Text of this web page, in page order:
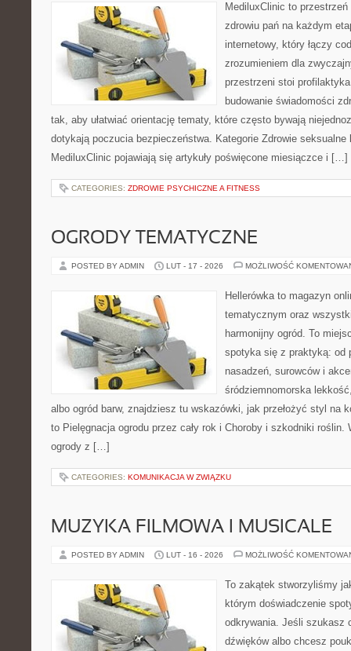
MediluxClinic to
zdrowiu pań na każdym
internetowy, który łączy
zrozumieniem dla
przestrzeni stoi
budowanie świadomości
tak, aby ułatwiać orientację tematy, które często bywają
dotykają poczucia bezpieczeństwa. Kategorie Zdrowie seksualne
MediluxClinic pojawiają się artykuły poświęcone miesiączce i […]
CATEGORIES: ZDROWIE PSYCHICZNE A FITNESS
OGRODY TEMATYCZNE
POSTED BY ADMIN LUT - 17 - 2026 MOŻLIWOŚĆ
Hellerówka to magazyn
tematycznym oraz
harmonijny ogród. To
spotyka się z praktyką: od
nasadzeń, surowców i
śródziemnomorska
albo ogród barw, znajdziesz tu wskazówki, jak przełożyć styl na
to Pielęgnacja ogrodu przez cały rok i Choroby i szkodniki roślin.
ogrody z […]
CATEGORIES: KOMUNIKACJA W ZWIĄZKU
MUZYKA FILMOWA I MUSICALE
POSTED BY ADMIN LUT - 16 - 2026 MOŻLIWOŚĆ
To zakątek stworzyliśmy
którym doświadczenie
odkrywania. Jeśli szukasz
dźwięków albo chcesz